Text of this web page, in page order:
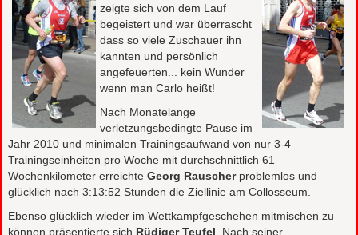
zeigte sich von dem Lauf
begeistert und war überrascht
dass so viele Zuschauer ihn
kannten und persönlich
angefeuerten... kein Wunder
wenn man Carlo heißt!
Nach Monatelange
verletzungsbedingte Pause im
Jahr 2010 und minimalen Trainingsaufwand von nur 3-4
Trainingseinheiten pro Woche mit durchschnittlich 61
Wochenkilometer erreichteGeorg Rauscherproblemlos und
glücklich nach 3:13:52 Stunden die Ziellinie am Collosseum.
Ebenso glücklich wieder im Wettkampfgeschehen mitmischen zu
können präsentierte sich Rüdiger Teufel. Nach seiner